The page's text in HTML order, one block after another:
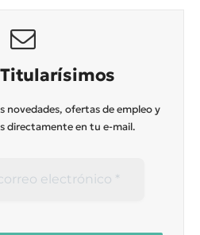
novedades, ofertas de empleo y
directamente en tu e-mail.